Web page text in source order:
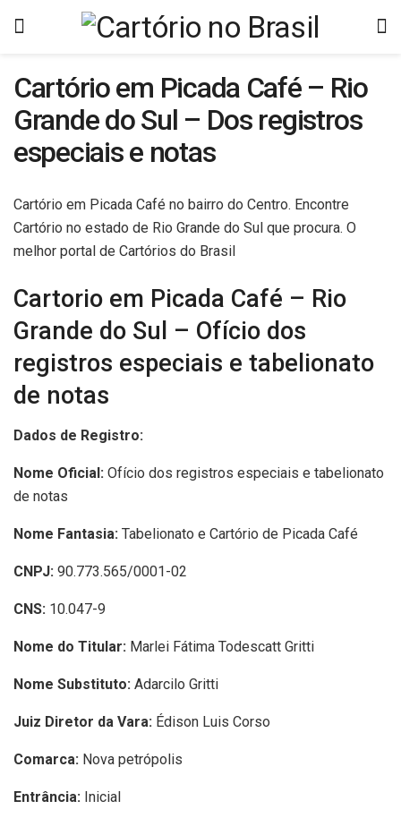
Cartório em Picada Café – Rio
Grande do Sul – Dos registros
especiais e notas
Cartório em Picada Café no bairro do Centro. Encontre
Cartório no estado de Rio Grande do Sul que procura. O
melhor portal de Cartórios do Brasil
Cartorio em Picada Café – Rio
Grande do Sul – Ofício dos
registros especiais e tabelionato
de notas
Dados de Registro:
Nome Oficial: Ofício dos registros especiais e tabelionato
de notas
Nome Fantasia: Tabelionato e Cartório de Picada Café
CNPJ: 90.773.565/0001-02
CNS: 10.047-9
Nome do Titular: Marlei Fátima Todescatt Gritti
Nome Substituto: Adarcilo Gritti
Juiz Diretor da Vara: Édison Luis Corso
Comarca: Nova petrópolis
Entrância: Inicial